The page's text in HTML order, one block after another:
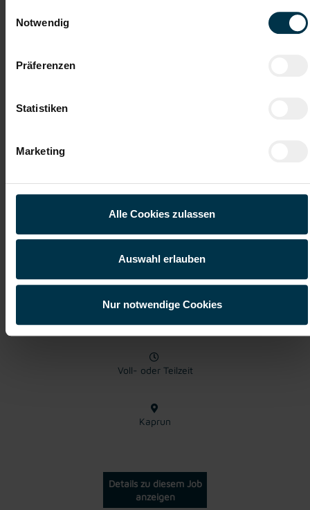
Notwendig
Präferenzen
Statistiken
Marketing
Alle Cookies zulassen
Auswahl erlauben
Nur notwendige Cookies
Bereichen. Jetzt bewerben und Traumjob finden! Wir freuen
uns auf ein Kennenlernen!
Soziale Absicherung durch
Weitere interessante Jobmöglichkeiten
Voll- oder Teilzeit
Kaprun
Details zu diesem Job
anzeigen